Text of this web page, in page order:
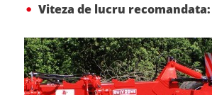
Viteza de lucru recomandata: